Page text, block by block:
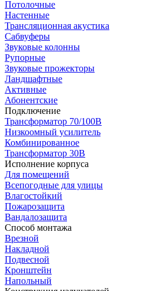
Потолочные
Настенные
Трансляционная акустика
Сабвуферы
Звуковые колонны
Рупорные
Звуковые прожекторы
Ландшафтные
Активные
Абонентские
Подключение
Трансформатор 70/100В
Низкоомный усилитель
Комбинированное
Трансформатор 30В
Исполнение корпуса
Для помещений
Всепогодные для улицы
Влагостойкий
Пожарозащита
Вандалозащита
Способ монтажа
Врезной
Накладной
Подвесной
Кронштейн
Напольный